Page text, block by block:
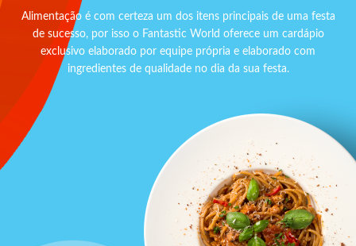
Alimentação é com certeza um dos itens principais de uma festa
de sucesso, por isso o Fantastic World oferece um cardápio
exclusivo elaborado por equipe própria e elaborado com
ingredientes de qualidade no dia da sua festa.